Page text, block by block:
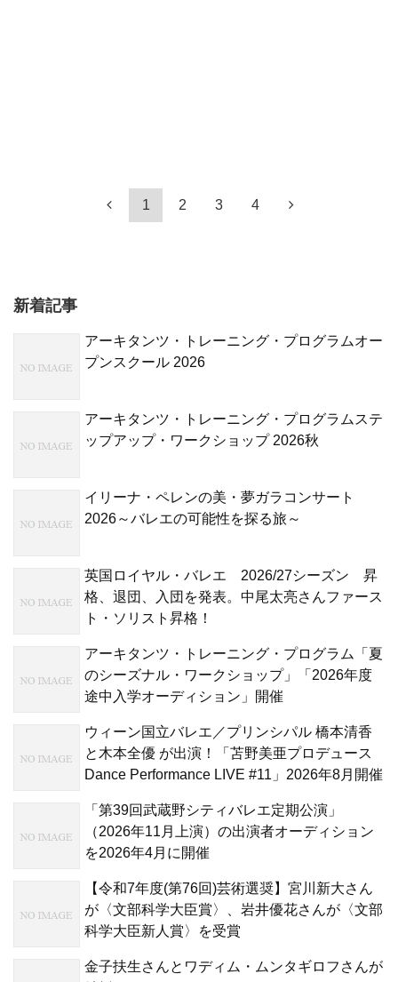
1 2 3 4
新着記事
アーキタンツ・トレーニング・プログラムオー
プンスクール 2026
アーキタンツ・トレーニング・プログラムステ
ップアップ・ワークショップ 2026秋
イリーナ・ペレンの美・夢ガラコンサート
2026～バレエの可能性を探る旅～
英国ロイヤル・バレエ 2026/27シーズン 昇
格、退団、入団を発表。中尾太亮さんファース
ト・ソリスト昇格！
アーキタンツ・トレーニング・プログラム「夏
のシーズナル・ワークショップ」「2026年度
途中入学オーディション」開催
ウィーン国立バレエ／プリンシパル 橋本清香
と木本全優 が出演！「苫野美亜プロデュース
Dance Performance LIVE #11」2026年8月開催
「第39回武蔵野シティバレエ定期公演」
（2026年11月上演）の出演者オーディション
を2026年4月に開催
【令和7年度(第76回)芸術選奨】宮川新大さん
が〈文部科学大臣賞〉、岩井優花さんが〈文部
科学大臣新人賞〉を受賞
金子扶生さんとワディム・ムンタギロフさんが